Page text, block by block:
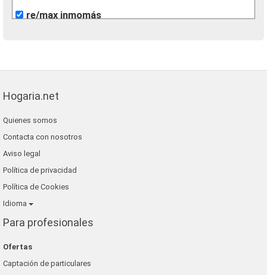
re/max inmomás
Hogaria.net
Quienes somos
Contacta con nosotros
Aviso legal
Política de privacidad
Política de Cookies
Idioma
Para profesionales
Ofertas
Captación de particulares